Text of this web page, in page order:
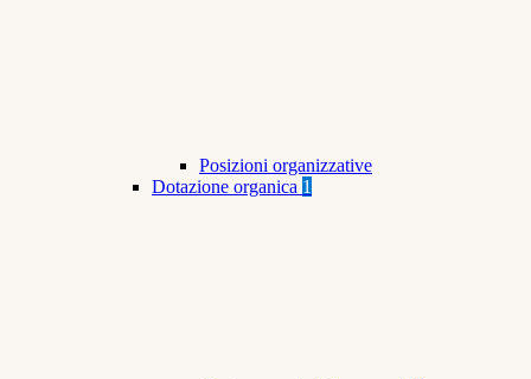
Posizioni organizzative
Dotazione organica 1